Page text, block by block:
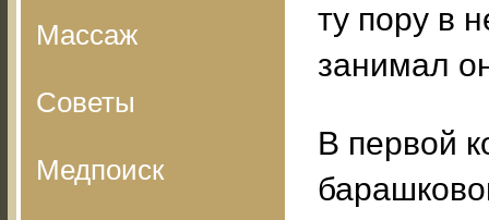
Массаж
Советы
Медпоиск
ту пору в
занимал
В первой